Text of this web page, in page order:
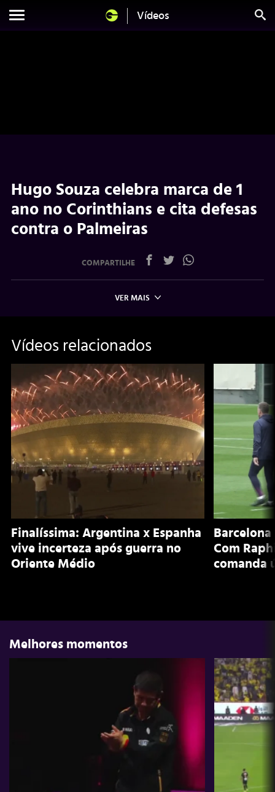
Vídeos
Hugo Souza celebra marca de 1
ano no Corinthians e cita defesas
contra o Palmeiras
COMPARTILHE
VER MAIS
Vídeos relacionados
Finalíssima: Argentina x Espanha
vive incerteza após guerra no
Oriente Médio
Com
comanda
Melhores momentos